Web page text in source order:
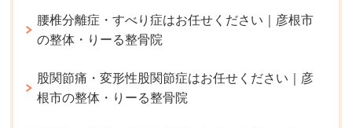
腰椎分離症・すべり症はお任せください｜彦根市
の整体・りーる整骨院
股関節痛・変形性股関節症はお任せください｜彦
根市の整体・りーる整骨院